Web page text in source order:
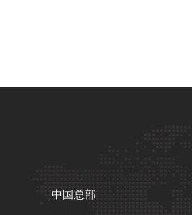
中国总部